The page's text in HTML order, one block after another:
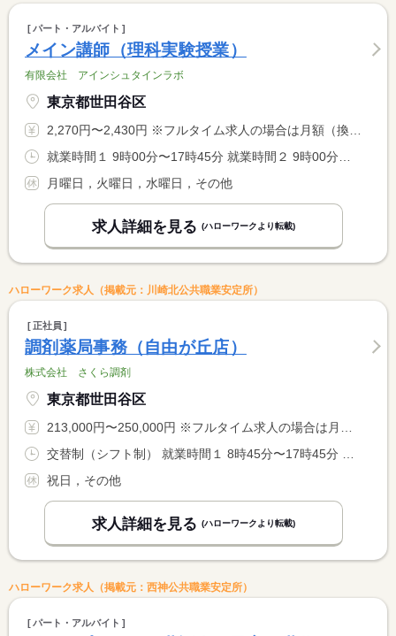
パート・アルバイト
メイン講師（理科実験授業）
有限会社 アインシュタインラボ
東京都世田谷区
2,270円〜2,430円 ※フルタイム求人の場合は月額（換算額）、パート求人の場合は時間額を表示しています。
月曜日，火曜日，水曜日，その他
求人詳細を見る (ハローワークより転載)
ハローワーク求人（掲載元：川崎北公共職業安定所）
正社員
調剤薬局事務（自由が丘店）
株式会社 さくら調剤
東京都世田谷区
213,000円〜250,000円 ※フルタイム求人の場合は月額（換算額）、パート求人の場合は時間額を表示しています。
祝日，その他
求人詳細を見る (ハローワークより転載)
ハローワーク求人（掲載元：西神公共職業安定所）
パート・アルバイト